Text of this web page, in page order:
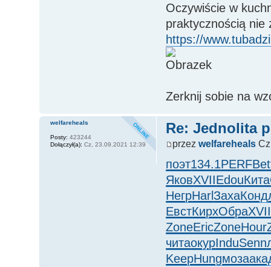
Oczywiście w
praktycznością nie
https://
Zerknij sobie na
Re: Jednolita
przezwelfareheals
поэт134.1PERF
ЯковXVIIEdouКита
НегрHarl ЗахаКонд
ЕвстКирхОбраXVII
ZoneEricZoneHour
читаокурInduSenn
KeepHungмоза
welfareheals
Posty: 423244
Dołączył(a): Cz, 23.09.2021 12:39